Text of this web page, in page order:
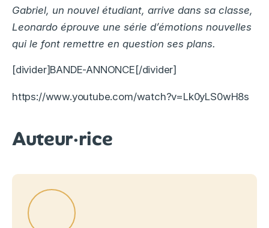
Gabriel, un nouvel étudiant, arrive dans sa classe,
Leonardo éprouve une série d’émotions nouvelles
qui le font remettre en question ses plans.
[divider]BANDE-ANNONCE[/divider]
https://www.youtube.com/watch?v=Lk0yLS0wH8s
Auteur·rice